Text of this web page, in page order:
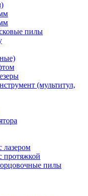
пилы
(мультитул,
лазером
протяжкой
пилы